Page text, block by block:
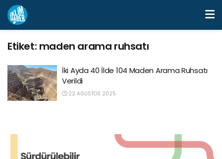
Etiket: maden arama ruhsatı
İki Ayda 40 İlde 104 Maden Arama Ruhsatı
Verildi
22 AĞUSTOS 2025